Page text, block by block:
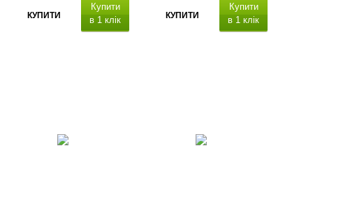
КУПИТИ
Купити
в 1 клік
КУПИТИ
Купити
в 1 клік